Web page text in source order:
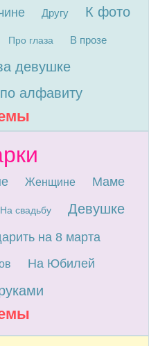
Другу К фото
Про глаза В прозе
девушке
алфавиту
Женщине Маме
На свадьбу
Девушке
на 8 марта
На Юбилей